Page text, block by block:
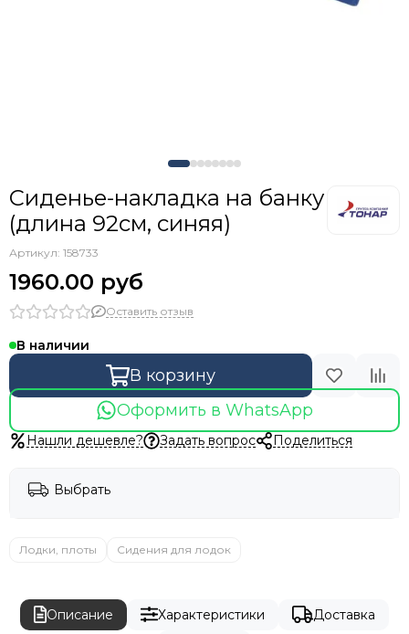
Сиденье-накладка на банку
(длина 92см, синяя)
Артикул: 158733
1960.00 руб
Оставить отзыв
В наличии
В корзину
Оформить в WhatsApp
Нашли дешевле? Задать вопрос Поделиться
Выбрать
Лодки, плоты Сидения для лодок
Описание Характеристики
Доставка